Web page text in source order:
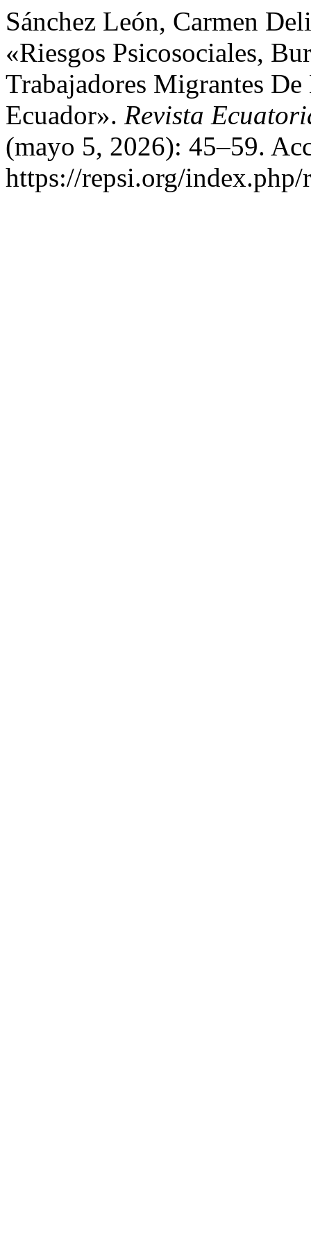
Sánchez León, Carmen
«Riesgos Psicosociales,
Trabajadores Migrantes
Ecuador». Revista
(mayo 5, 2026): 45–59.
https://repsi.org/